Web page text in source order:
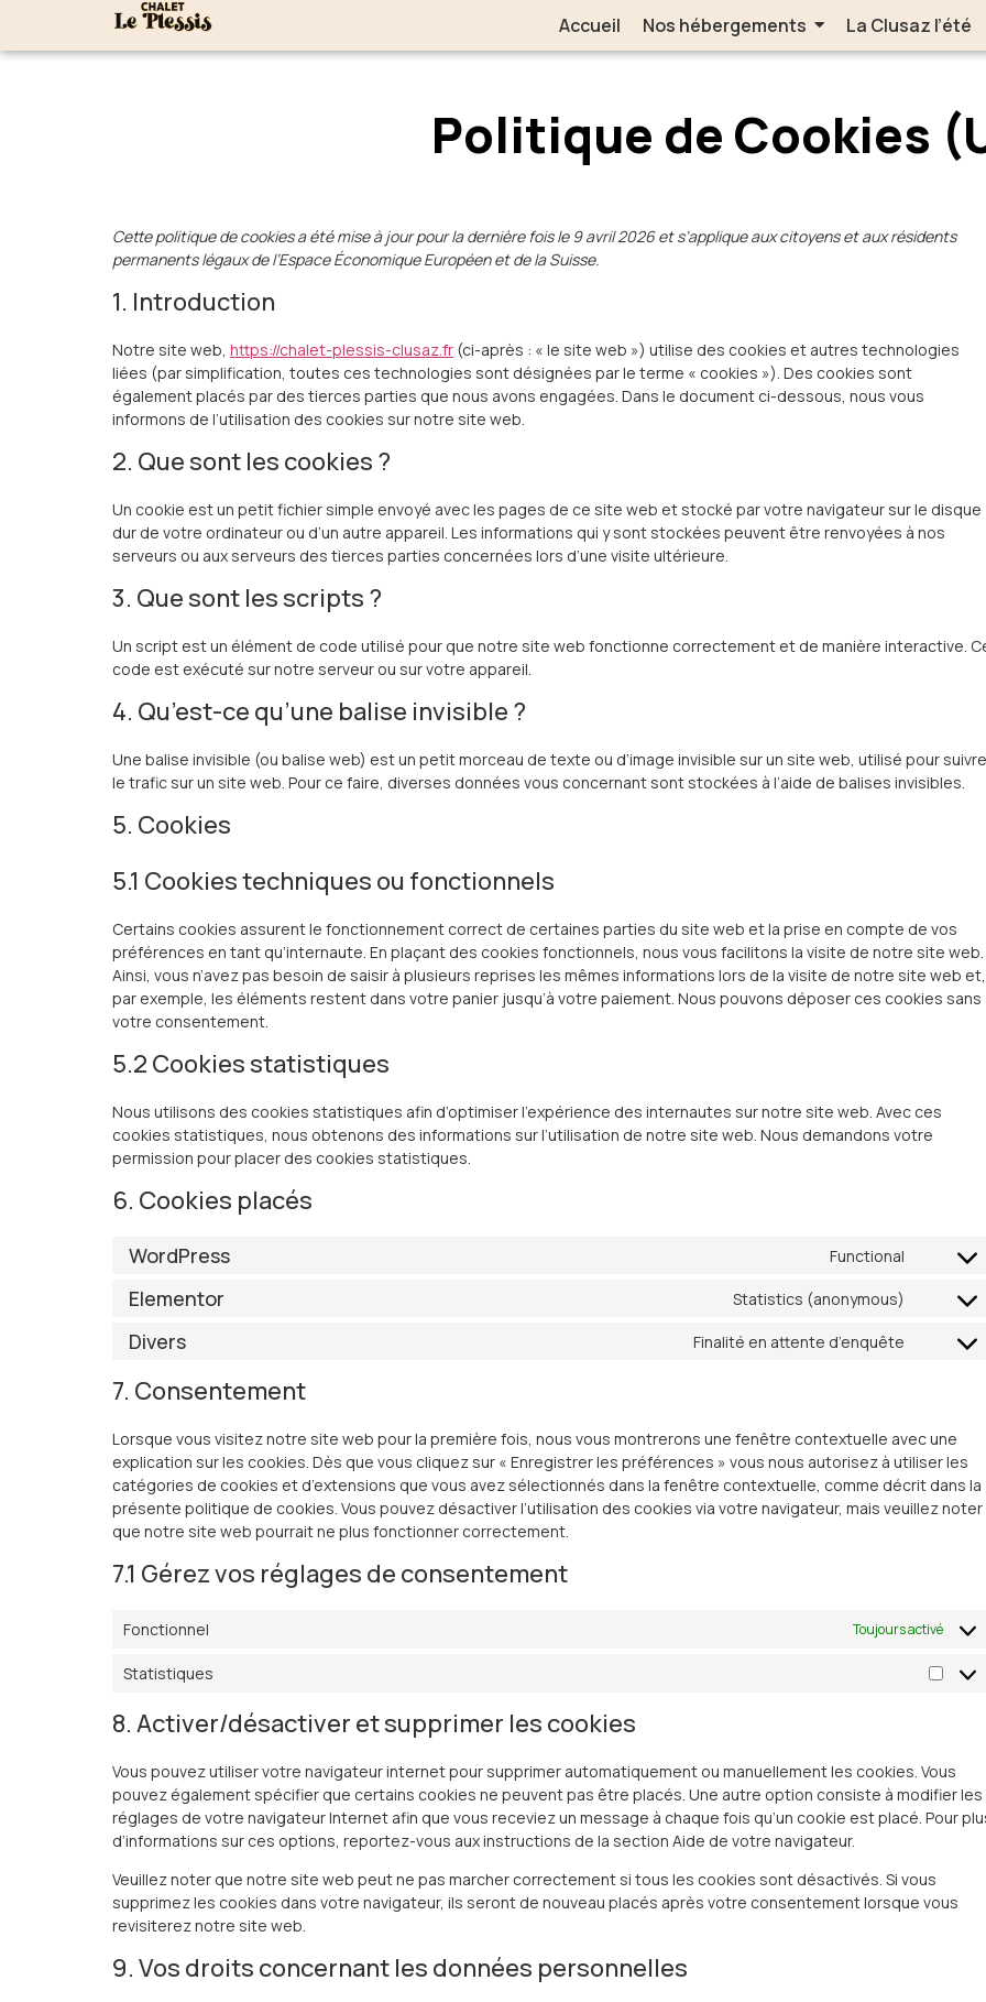
Accueil Nos hébergements La Clusaz l’été
Politique de Cookies
Cette politique de cookies a été mise à jour pour la dernière fois le 9 avril 2026 et s’applique aux citoyens et aux résidents
permanents légaux de l’Espace Économique Européen et de la Suisse.
1. Introduction
Notre site web, https://chalet-plessis-clusaz.fr (ci-après : « le site web ») utilise des cookies et autres technologies
liées (par simplification, toutes ces technologies sont désignées par le terme « cookies »). Des cookies sont
également placés par des tierces parties que nous avons engagées. Dans le document ci-dessous, nous vous
informons de l’utilisation des cookies sur notre site web.
2. Que sont les cookies ?
Un cookie est un petit fichier simple envoyé avec les pages de ce site web et stocké par votre navigateur sur le disque
dur de votre ordinateur ou d’un autre appareil. Les informations qui y sont stockées peuvent être renvoyées à nos
serveurs ou aux serveurs des tierces parties concernées lors d’une visite ultérieure.
3. Que sont les scripts ?
Un script est un élément de code utilisé pour que notre site web fonctionne correctement et de manière interactive.
code est exécuté sur notre serveur ou sur votre appareil.
4. Qu’est-ce qu’une balise invisible ?
Une balise invisible (ou balise web) est un petit morceau de texte ou d’image invisible sur un site web, utilisé pour suivre
le trafic sur un site web. Pour ce faire, diverses données vous concernant sont stockées à l’aide de balises invisibles.
5. Cookies
5.1 Cookies techniques ou fonctionnels
Certains cookies assurent le fonctionnement correct de certaines parties du site web et la prise en compte de vos
préférences en tant qu’internaute. En plaçant des cookies fonctionnels, nous vous facilitons la visite de notre site web.
Ainsi, vous n’avez pas besoin de saisir à plusieurs reprises les mêmes informations lors de la visite de notre site web et,
par exemple, les éléments restent dans votre panier jusqu’à votre paiement. Nous pouvons déposer ces cookies sans
votre consentement.
5.2 Cookies statistiques
Nous utilisons des cookies statistiques afin d’optimiser l’expérience des internautes sur notre site web. Avec ces
cookies statistiques, nous obtenons des informations sur l’utilisation de notre site web. Nous demandons votre
permission pour placer des cookies statistiques.
6. Cookies placés
WordPress Functional
Elementor Statistics (anonymous)
Divers Finalité en attente d’enquête
7. Consentement
Lorsque vous visitez notre site web pour la première fois, nous vous montrerons une fenêtre contextuelle avec une
explication sur les cookies. Dès que vous cliquez sur « Enregistrer les préférences » vous nous autorisez à utiliser les
catégories de cookies et d’extensions que vous avez sélectionnés dans la fenêtre contextuelle, comme décrit dans la
présente politique de cookies. Vous pouvez désactiver l’utilisation des cookies via votre navigateur, mais veuillez noter
que notre site web pourrait ne plus fonctionner correctement.
7.1 Gérez vos réglages de consentement
Fonctionnel Toujours activé
Statistiques
8. Activer/désactiver et supprimer les cookies
Vous pouvez utiliser votre navigateur internet pour supprimer automatiquement ou manuellement les cookies. Vous
pouvez également spécifier que certains cookies ne peuvent pas être placés. Une autre option consiste à modifier les
réglages de votre navigateur Internet afin que vous receviez un message à chaque fois qu’un cookie est placé. Pour
d’informations sur ces options, reportez-vous aux instructions de la section Aide de votre navigateur.
Veuillez noter que notre site web peut ne pas marcher correctement si tous les cookies sont désactivés. Si vous
supprimez les cookies dans votre navigateur, ils seront de nouveau placés après votre consentement lorsque vous
revisiterez notre site web.
9. Vos droits concernant les données personnelles